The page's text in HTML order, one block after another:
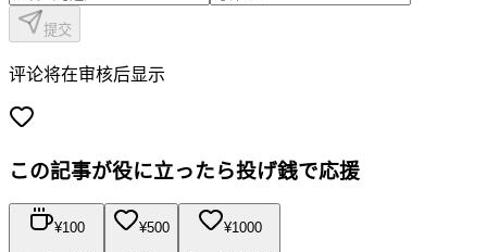
提交
评论将在审核后显示
この記事が役に立ったら投げ銭で応援
¥100 ¥500 ¥1000